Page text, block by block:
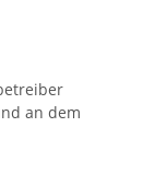
an dem